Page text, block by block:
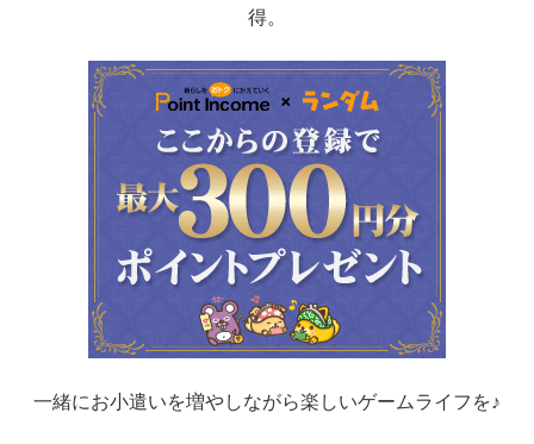
得。
一緒にお小遣いを増やしながら楽しいゲームライフを♪